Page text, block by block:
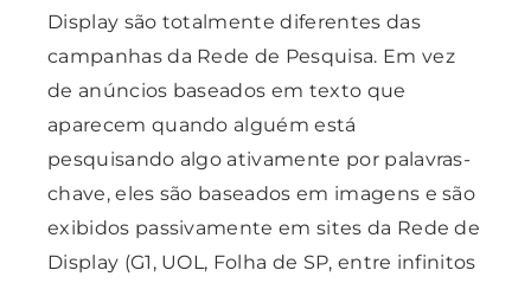
Display são totalmente diferentes das
campanhas da Rede de Pesquisa. Em vez
de anúncios baseados em texto que
aparecem quando alguém está
pesquisando algo ativamente por palavras-
chave, eles são baseados em imagens e são
exibidos passivamente em sites da Rede de
Display (G1, UOL, Folha de SP, entre infinitos